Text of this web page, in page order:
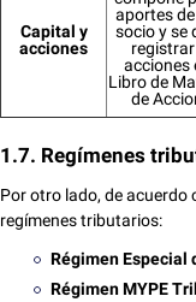
Capital y
acciones
aportes
socio y se
acciones
Libro de
de
1.7. Regímenes
Por otro lado, de acuerdo
regímenes tributarios:
Régimen Especial
Régimen MYPE